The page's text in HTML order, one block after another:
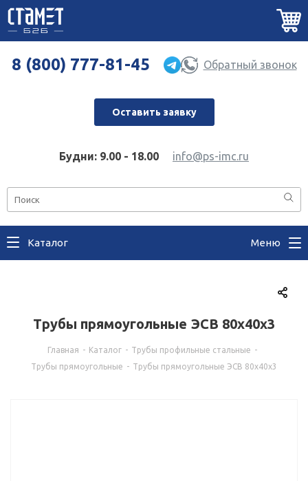
8 (800) 777-81-45 Обратный звонок
Оставить заявку
Будни: 9.00 - 18.00 info@ps-imc.ru
Каталог Меню
Трубы прямоугольные ЭСВ 80х40х3
Главная - Каталог - Трубы профильные стальные -
Трубы прямоугольные - Трубы прямоугольные ЭСВ 80х40х3